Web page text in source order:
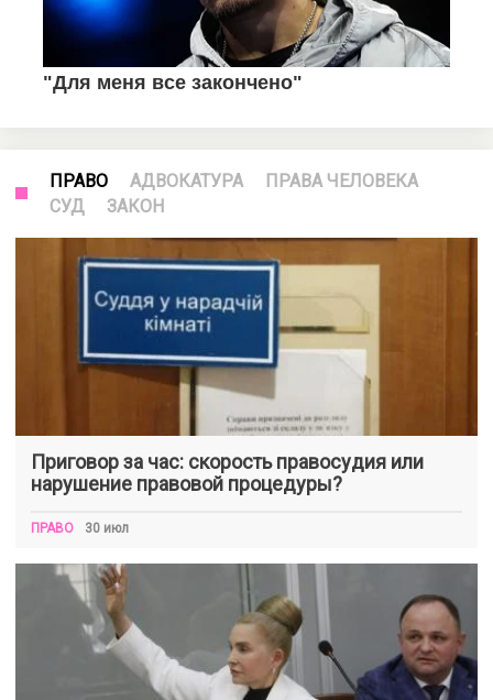
ПРАВО АДВОКАТУРА
ПРАВА ЧЕЛОВЕКА
СУД
ЗАКОН
Приговор за час: скорость правосудия или
нарушение правовой процедуры?
ПРАВО 30 июл